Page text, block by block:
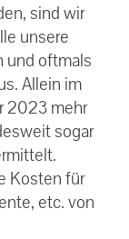
sind wir
unsere
und oftmals
Allein im
2023 mehr
sogar
Kosten für
etc. von